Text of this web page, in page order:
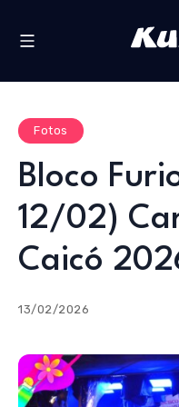
Fotos
Bloco
12/02)
Caicó
13/02/2026